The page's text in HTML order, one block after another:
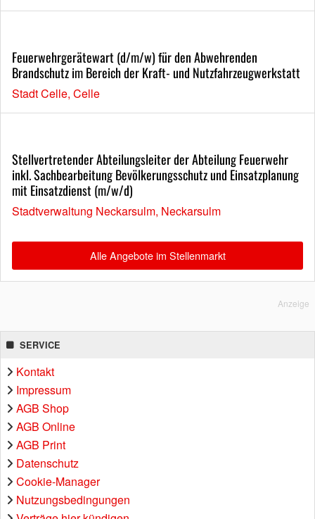
Feuerwehrgerätewart (d/m/w) für den Abwehrenden
Brandschutz im Bereich der Kraft- und Nutzfahrzeugwerkstatt
Stadt Celle, Celle
Stellvertretender Abteilungsleiter der Abteilung Feuerwehr
inkl. Sachbearbeitung Bevölkerungsschutz und Einsatzplanung
mit Einsatzdienst (m/w/d)
Stadtverwaltung Neckarsulm, Neckarsulm
Alle Angebote im Stellenmarkt
Anzeige
SERVICE
Kontakt
Impressum
AGB Shop
AGB Online
AGB Print
Datenschutz
Cookie-Manager
Nutzungsbedingungen